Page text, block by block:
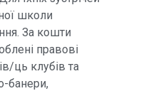
школи
За кошти
правові
ць клубів та
банери,